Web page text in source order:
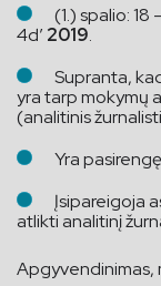
(1.) spalio: 18
4d’ 2019.
Supranta,
yra tarp mokymų
(analitinis
Yra
Įsipareigoja
atlikti analitinį
Apgyvendinimas,